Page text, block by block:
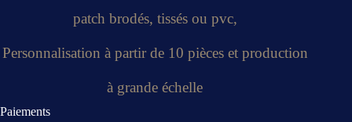
patch brodés, tissés ou pvc,
Personnalisation à partir de 10 pièces et production
à grande échelle
Paiements